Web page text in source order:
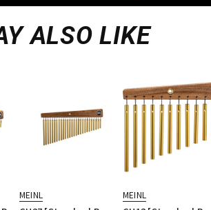
ALSO LIKE
MEINL MEINL